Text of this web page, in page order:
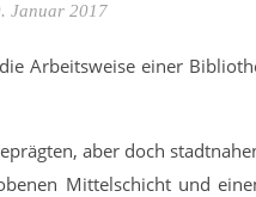
Januar 2017
Arbeitsweise einer
aber doch
Mittelschicht und